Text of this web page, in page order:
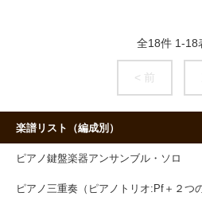
全18件 1-18
< 前
楽譜リスト（編成別）
ピアノ鍵盤楽器アンサンブル・ソロ
ピアノ三重奏（ピアノトリオ:Pf＋２つ